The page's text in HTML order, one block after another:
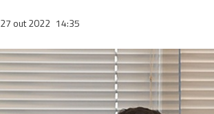
27 out 2022 14:35